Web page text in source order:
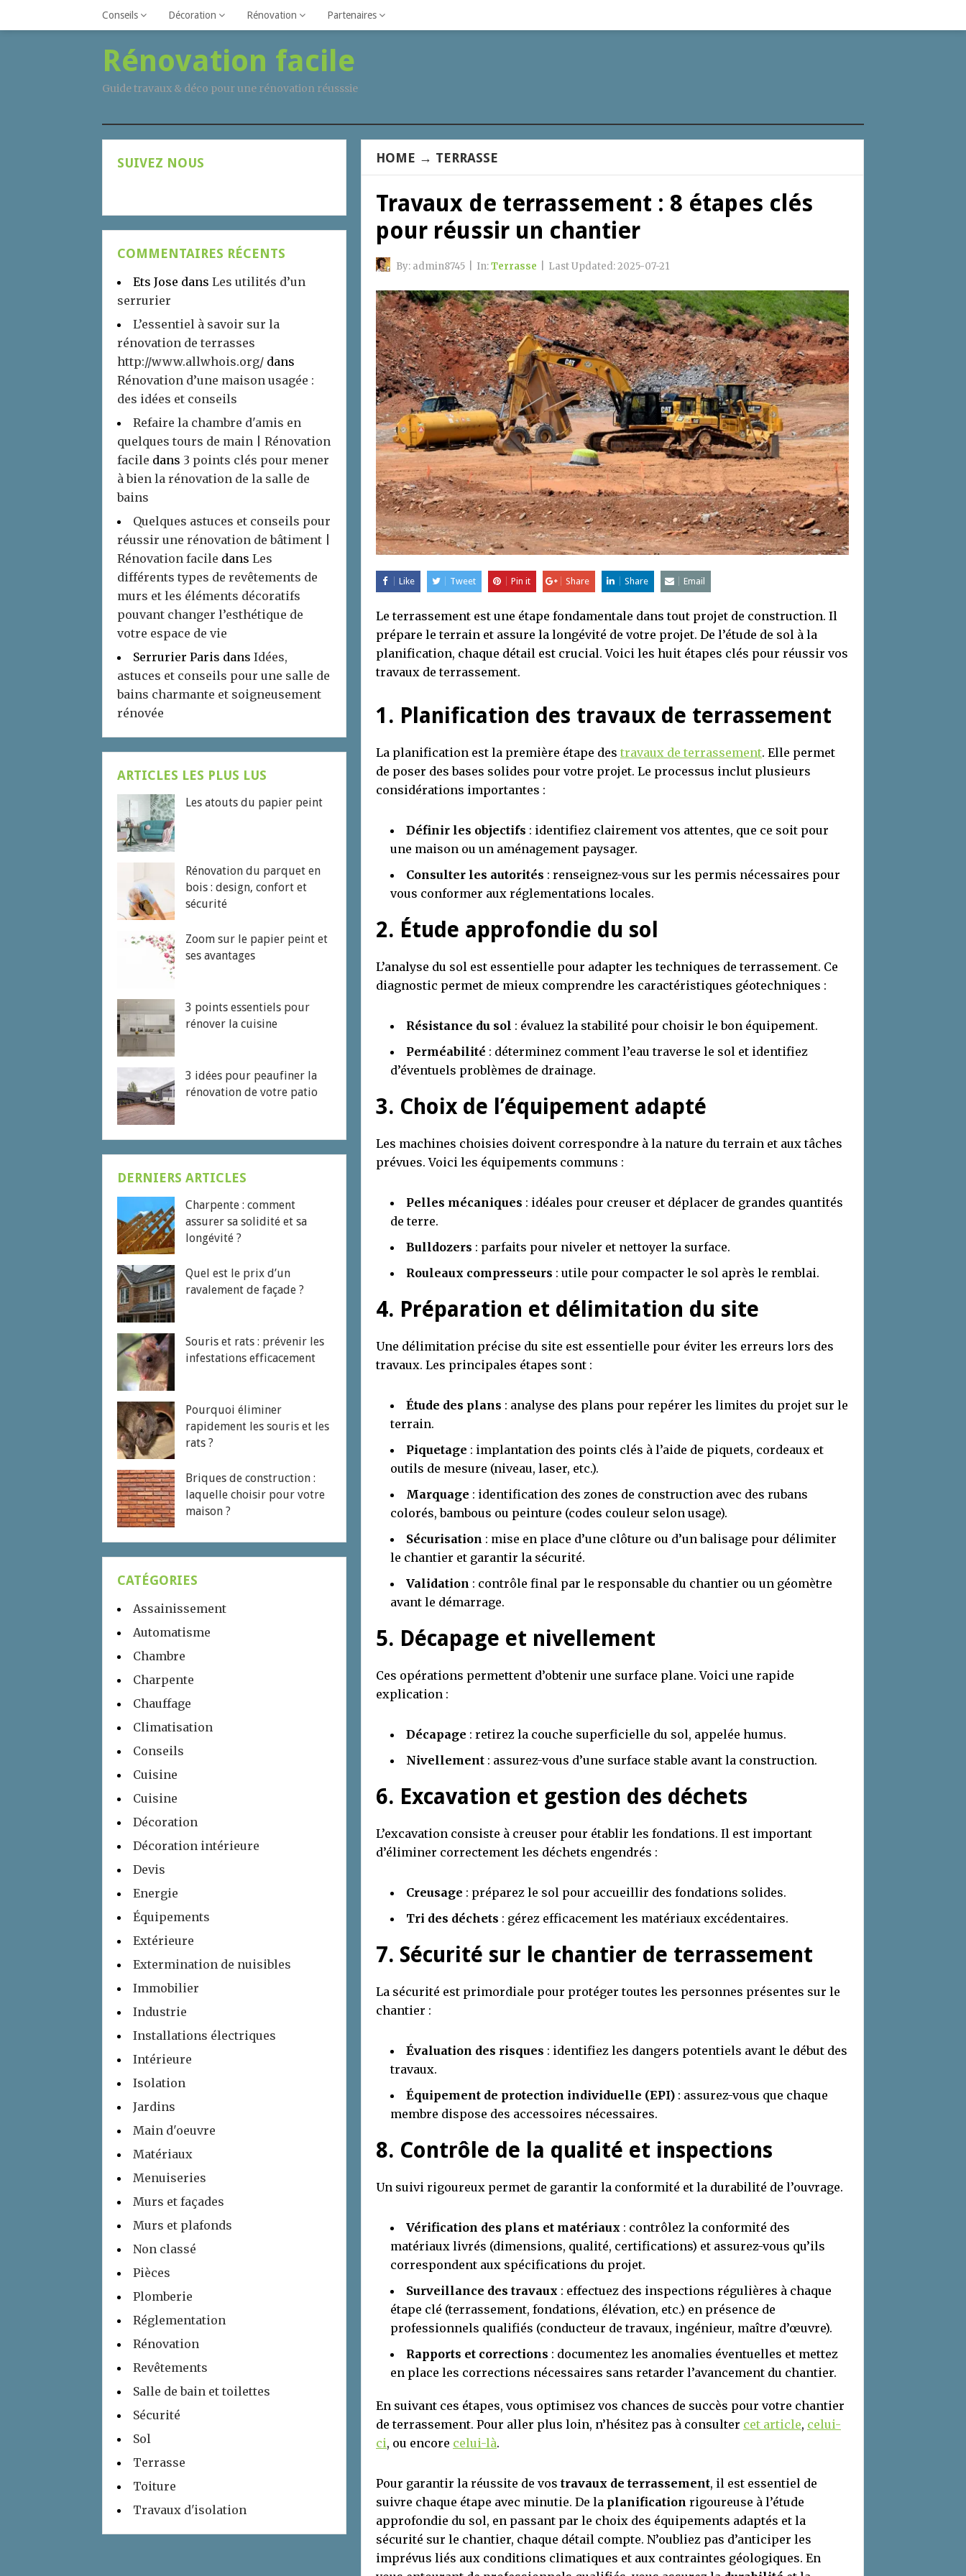
Conseils Décoration Rénovation Partenaires
Rénovation facile
Guide travaux & déco pour une rénovation réusssie
HOME → TERRASSE
Travaux de terrassement : 8 étapes clés
pour réussir un chantier
By: admin8745 In:Terrasse Last Updated:2025-07-21
Like Tweet Pin it Share Share Email
Le terrassement est une étape fondamentale dans tout projet de construction. Il
prépare le terrain et assure la longévité de votre projet. De l’étude de sol à la
planification, chaque détail est crucial. Voici les huit étapes clés pour réussir vos
travaux de terrassement.
1. Planification des travaux de terrassement
La planification est la première étape des travaux de terrassement. Elle permet
de poser des bases solides pour votre projet. Le processus inclut plusieurs
considérations importantes :
Définir les objectifs : identifiez clairement vos attentes, que ce soit pour
une maison ou un aménagement paysager.
Consulter les autorités : renseignez-vous sur les permis nécessaires pour
vous conformer aux réglementations locales.
2. Étude approfondie du sol
L’analyse du sol est essentielle pour adapter les techniques de terrassement. Ce
diagnostic permet de mieux comprendre les caractéristiques géotechniques :
Résistance du sol : évaluez la stabilité pour choisir le bon équipement.
Perméabilité : déterminez comment l’eau traverse le sol et identifiez
d’éventuels problèmes de drainage.
3. Choix de l’équipement adapté
Les machines choisies doivent correspondre à la nature du terrain et aux tâches
prévues. Voici les équipements communs :
Pelles mécaniques : idéales pour creuser et déplacer de grandes quantités
de terre.
Bulldozers : parfaits pour niveler et nettoyer la surface.
Rouleaux compresseurs : utile pour compacter le sol après le remblai.
4. Préparation et délimitation du site
Une délimitation précise du site est essentielle pour éviter les erreurs lors des
travaux. Les principales étapes sont :
Étude des plans : analyse des plans pour repérer les limites du projet sur le
terrain.
Piquetage : implantation des points clés à l’aide de piquets, cordeaux et
outils de mesure (niveau, laser, etc.).
Marquage : identification des zones de construction avec des rubans
colorés, bambous ou peinture (codes couleur selon usage).
Sécurisation : mise en place d’une clôture ou d’un balisage pour délimiter
le chantier et garantir la sécurité.
Validation : contrôle final par le responsable du chantier ou un géomètre
avant le démarrage.
5. Décapage et nivellement
Ces opérations permettent d’obtenir une surface plane. Voici une rapide
explication :
Décapage : retirez la couche superficielle du sol, appelée humus.
Nivellement : assurez-vous d’une surface stable avant la construction.
6. Excavation et gestion des déchets
L’excavation consiste à creuser pour établir les fondations. Il est important
d’éliminer correctement les déchets engendrés :
Creusage : préparez le sol pour accueillir des fondations solides.
Tri des déchets : gérez efficacement les matériaux excédentaires.
7. Sécurité sur le chantier de terrassement
La sécurité est primordiale pour protéger toutes les personnes présentes sur le
chantier :
Évaluation des risques : identifiez les dangers potentiels avant le début des
travaux.
Équipement de protection individuelle (EPI) : assurez-vous que chaque
membre dispose des accessoires nécessaires.
8. Contrôle de la qualité et inspections
Un suivi rigoureux permet de garantir la conformité et la durabilité de l’ouvrage.
Vérification des plans et matériaux : contrôlez la conformité des
matériaux livrés (dimensions, qualité, certifications) et assurez-vous qu’ils
correspondent aux spécifications du projet.
Surveillance des travaux : effectuez des inspections régulières à chaque
étape clé (terrassement, fondations, élévation, etc.) en présence de
professionnels qualifiés (conducteur de travaux, ingénieur, maître d’œuvre).
Rapports et corrections : documentez les anomalies éventuelles et mettez
en place les corrections nécessaires sans retarder l’avancement du chantier.
En suivant ces étapes, vous optimisez vos chances de succès pour votre chantier
de terrassement. Pour aller plus loin, n’hésitez pas à consulter cet article, celui-
ci, ou encore celui-là.
Pour garantir la réussite de vos travaux de terrassement, il est essentiel de
suivre chaque étape avec minutie. De la planification rigoureuse à l’étude
approfondie du sol, en passant par le choix des équipements adaptés et la
sécurité sur le chantier, chaque détail compte. N’oubliez pas d’anticiper les
imprévus liés aux conditions climatiques et aux contraintes géologiques. En
SUIVEZ NOUS
COMMENTAIRES RÉCENTS
Ets Jose dans Les utilités d’un
serrurier
L’essentiel à savoir sur la
rénovation de terrasses
http://www.allwhois.org/ dans
Rénovation d’une maison usagée :
des idées et conseils
Refaire la chambre d'amis en
quelques tours de main | Rénovation
facile dans 3 points clés pour mener
à bien la rénovation de la salle de
bains
Quelques astuces et conseils pour
réussir une rénovation de bâtiment |
Rénovation facile dans Les
différents types de revêtements de
murs et les éléments décoratifs
pouvant changer l’esthétique de
votre espace de vie
Serrurier Paris dans Idées,
astuces et conseils pour une salle de
bains charmante et soigneusement
rénovée
ARTICLES LES PLUS LUS
Les atouts du papier peint
Rénovation du parquet en
bois : design, confort et
sécurité
Zoom sur le papier peint et
ses avantages
3 points essentiels pour
rénover la cuisine
3 idées pour peaufiner la
rénovation de votre patio
DERNIERS ARTICLES
Charpente : comment
assurer sa solidité et sa
longévité ?
Quel est le prix d’un
ravalement de façade ?
Souris et rats : prévenir les
infestations efficacement
Pourquoi éliminer
rapidement les souris et les
rats ?
Briques de construction :
laquelle choisir pour votre
maison ?
CATÉGORIES
Assainissement
Automatisme
Chambre
Charpente
Chauffage
Climatisation
Conseils
Cuisine
Cuisine
Décoration
Décoration intérieure
Devis
Energie
Équipements
Extérieure
Extermination de nuisibles
Immobilier
Industrie
Installations électriques
Intérieure
Isolation
Jardins
Main d'oeuvre
Matériaux
Menuiseries
Murs et façades
Murs et plafonds
Non classé
Pièces
Plomberie
Réglementation
Rénovation
Revêtements
Salle de bain et toilettes
Sécurité
Sol
Terrasse
Toiture
Travaux d'isolation